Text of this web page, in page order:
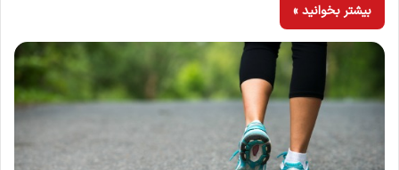
بیشتر بخوانید »